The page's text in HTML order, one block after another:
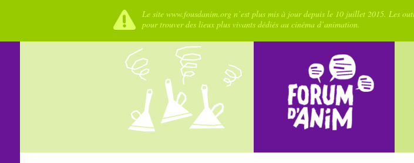
Le site www.fousdanim.org n’est plus mis à jour depuis le 10 juillet 2015. Les
pour trouver des lieux plus vivants dédiés au cinéma d’animation.